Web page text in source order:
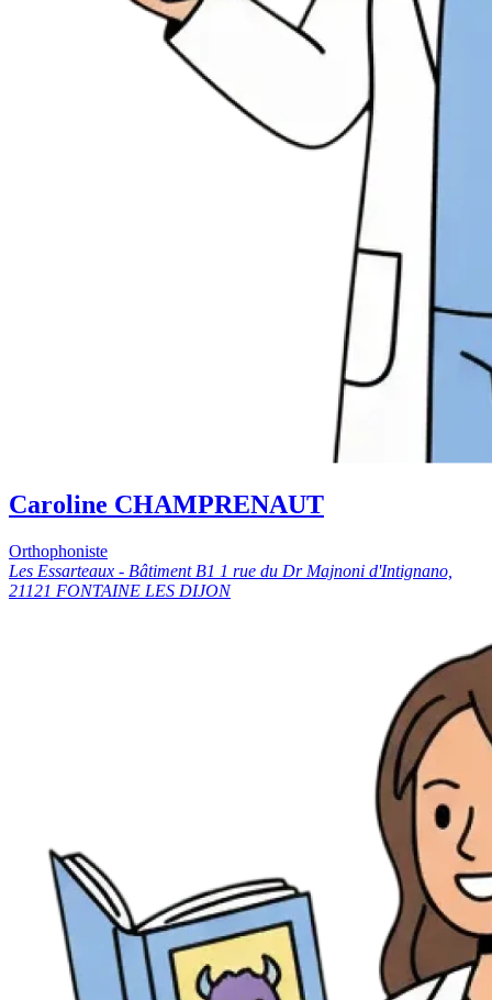
Caroline CHAMPRENAUT
Orthophoniste
Les Essarteaux - Bâtiment B1 1 rue du Dr Majnoni d'Intignano,
21121 FONTAINE LES DIJON